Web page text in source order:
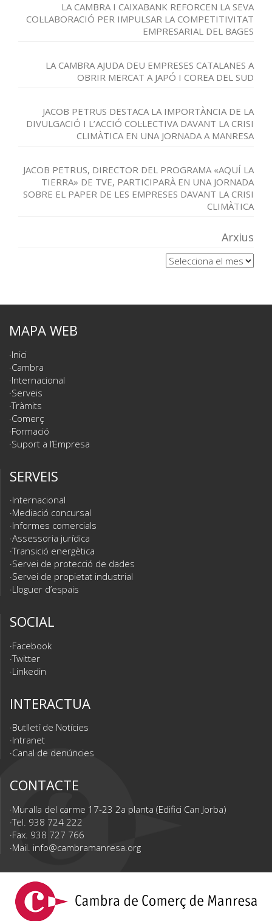
LA CAMBRA I CAIXABANK REFORCEN LA SEVA
COL·LABORACIÓ PER IMPULSAR LA COMPETITIVITAT
EMPRESARIAL DEL BAGES
LA CAMBRA AJUDA DEU EMPRESES CATALANES A
OBRIR MERCAT A JAPÓ I COREA DEL SUD
JACOB PETRUS DESTACA LA IMPORTÀNCIA DE LA
DIVULGACIÓ I L’ACCIÓ COL·LECTIVA DAVANT LA CRISI
CLIMÀTICA EN UNA JORNADA A MANRESA
JACOB PETRUS, DIRECTOR DEL PROGRAMA «AQUÍ LA
TIERRA» DE TVE, PARTICIPARÀ EN UNA JORNADA
SOBRE EL PAPER DE LES EMPRESES DAVANT LA CRISI
CLIMÀTICA
Arxius
Arxius
MAPA WEB
Inici
Cambra
Internacional
Serveis
Tràmits
Comerç
Formació
Suport a l’Empresa
SERVEIS
Internacional
Mediació concursal
Informes comercials
Assessoria jurídica
Transició energètica
Servei de protecció de dades
Servei de propietat industrial
Lloguer d’espais
SOCIAL
Facebook
Twitter
Linkedin
INTERACTUA
Butlletí de Notícies
Intranet
Canal de denúncies
CONTACTE
Muralla del carme 17-23 2a planta (Edifici Can Jorba)
Tel. 938 724 222
Fax. 938 727 766
Mail. info@cambramanresa.org